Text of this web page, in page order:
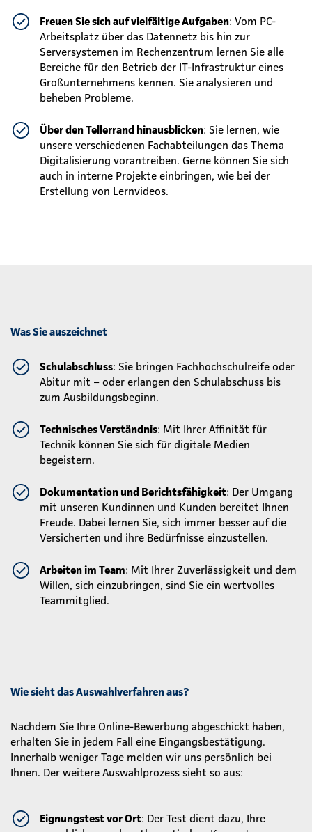
Freuen Sie sich auf vielfältige Aufgaben: Vom PC-
Arbeitsplatz über das Datennetz bis hin zur
Serversystemen im Rechenzentrum lernen Sie alle
Bereiche für den Betrieb der IT-Infrastruktur eines
Großunternehmens kennen. Sie analysieren und
beheben Probleme.
Über den Tellerrand hinausblicken: Sie lernen, wie
unsere verschiedenen Fachabteilungen das Thema
Digitalisierung vorantreiben. Gerne können Sie sich
auch in interne Projekte einbringen, wie bei der
Erstellung von Lernvideos.
Was Sie auszeichnet
Schulabschluss: Sie bringen Fachhochschulreife oder
Abitur mit – oder erlangen den Schulabschuss bis
zum Ausbildungsbeginn.
Technisches Verständnis: Mit Ihrer Affinität für
Technik können Sie sich für digitale Medien
begeistern.
Dokumentation und Berichtsfähigkeit: Der Umgang
mit unseren Kundinnen und Kunden bereitet Ihnen
Freude. Dabei lernen Sie, sich immer besser auf die
Versicherten und ihre Bedürfnisse einzustellen.
Arbeiten im Team: Mit Ihrer Zuverlässigkeit und dem
Willen, sich einzubringen, sind Sie ein wertvolles
Teammitglied.
Wie sieht das Auswahlverfahren aus?
Nachdem Sie Ihre Online-Bewerbung abgeschickt haben,
erhalten Sie in jedem Fall eine Eingangsbestätigung.
Innerhalb weniger Tage melden wir uns persönlich bei
Ihnen. Der weitere Auswahlprozess sieht so aus:
Eignungstest vor Ort: Der Test dient dazu, Ihre